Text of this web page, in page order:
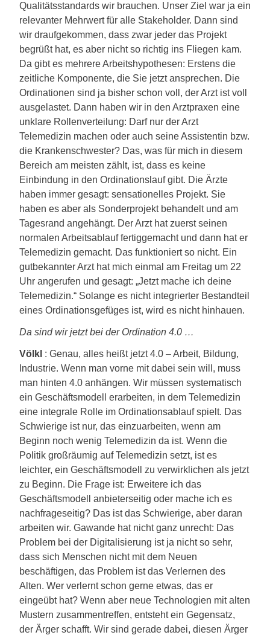
Qualitätsstandards wir brauchen. Unser Ziel war ja ein
relevanter Mehrwert für alle Stakeholder. Dann sind
wir draufgekommen, dass zwar jeder das Projekt
begrüßt hat, es aber nicht so richtig ins Fliegen kam.
Da gibt es mehrere Arbeitshypothesen: Erstens die
zeitliche Komponente, die Sie jetzt ansprechen. Die
Ordinationen sind ja bisher schon voll, der Arzt ist voll
ausgelastet. Dann haben wir in den Arztpraxen eine
unklare Rollenverteilung: Darf nur der Arzt
Telemedizin machen oder auch seine Assistentin bzw.
die Krankenschwester? Das, was für mich in diesem
Bereich am meisten zählt, ist, dass es keine
Einbindung in den Ordinationslauf gibt. Die Ärzte
haben immer gesagt: sensationelles Projekt. Sie
haben es aber als Sonderprojekt behandelt und am
Tagesrand angehängt. Der Arzt hat zuerst seinen
normalen Arbeitsablauf fertiggemacht und dann hat er
Telemedizin gemacht. Das funktioniert so nicht. Ein
gutbekannter Arzt hat mich einmal am Freitag um 22
Uhr angerufen und gesagt: „Jetzt mache ich deine
Telemedizin.“ Solange es nicht integrierter Bestandteil
eines Ordinationsgefüges ist, wird es nicht hinhauen.
Da sind wir jetzt bei der Ordination 4.0 …
Völkl : Genau, alles heißt jetzt 4.0 – Arbeit, Bildung,
Industrie. Wenn man vorne mit dabei sein will, muss
man hinten 4.0 anhängen. Wir müssen systematisch
ein Geschäftsmodell erarbeiten, in dem Telemedizin
eine integrale Rolle im Ordinationsablauf spielt. Das
Schwierige ist nur, das einzuarbeiten, wenn am
Beginn noch wenig Telemedizin da ist. Wenn die
Politik großräumig auf Telemedizin setzt, ist es
leichter, ein Geschäftsmodell zu verwirklichen als jetzt
zu Beginn. Die Frage ist: Erweitere ich das
Geschäftsmodell anbieterseitig oder mache ich es
nachfrageseitig? Das ist das Schwierige, aber daran
arbeiten wir. Gawande hat nicht ganz unrecht: Das
Problem bei der Digitalisierung ist ja nicht so sehr,
dass sich Menschen nicht mit dem Neuen
beschäftigen, das Problem ist das Verlernen des
Alten. Wer verlernt schon gerne etwas, das er
eingeübt hat? Wenn aber neue Technologien mit alten
Mustern zusammentreffen, entsteht ein Gegensatz,
der Ärger schafft. Wir sind gerade dabei, diesen Ärger